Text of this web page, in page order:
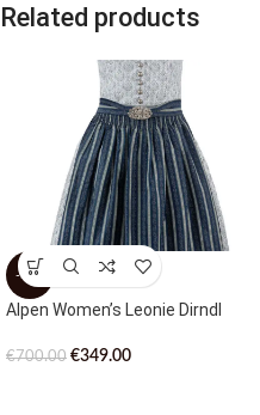
Related products
-50%
Alpen Women’s Leonie Dirndl
€700.00 €349.00